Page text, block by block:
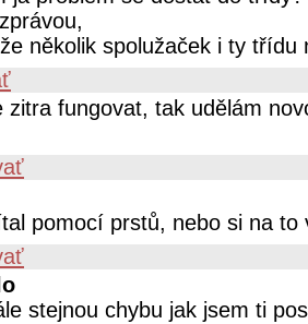
několik spolužaček i ty
zitra fungovat, tak udělám
pomocí prstů, nebo si na to
stejnou chybu jak jsem ti